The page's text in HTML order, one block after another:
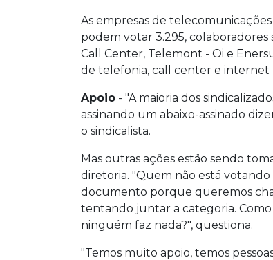
As empresas de
podem votar 3.295, colaboradores
Call Center, Telemont - Oi e
de telefonia, call center e internet
Apoio - "A maioria dos
assinando um abaixo-assinado
o sindicalista.
Mas outras ações estão sendo
diretoria. "Quem não está
documento porque queremos
tentando juntar a categoria.
ninguém faz nada?", questiona.
"Temos muito apoio, temos